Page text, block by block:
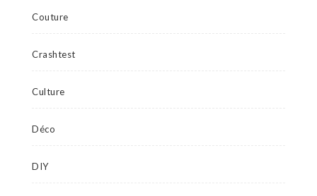
Couture
Crashtest
Culture
Déco
DIY